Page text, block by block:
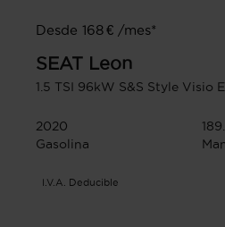
Desde 168 € /mes*
SEAT Leon
1.5 TSI 96kW S&S Style Visio
2020
Gasolina
I.V.A. Deducible